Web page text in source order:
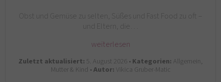
Obst und Gemüse zu selten, Süßes und Fast Food zu oft –
und Eltern, die…
weiterlesen
Zuletzt aktualisiert: 5. August 2026 •Kategorien: Allgemein,
Mutter & Kind •Autor:Vikica Gruber-Matic